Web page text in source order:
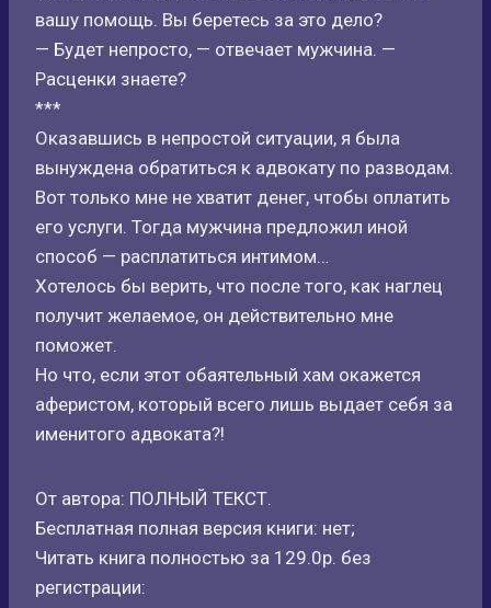
вашу помощь. Вы беретесь за это дело?
— Будет непросто, — отвечает мужчина. —
Расценки знаете?
***
Оказавшись в непростой ситуации, я была
вынуждена обратиться к адвокату по разводам.
Вот только мне не хватит денег, чтобы оплатить
его услуги. Тогда мужчина предложил иной
способ — расплатиться интимом…
Хотелось бы верить, что после того, как наглец
получит желаемое, он действительно мне
поможет.
Но что, если этот обаятельный хам окажется
аферистом, который всего лишь выдает себя за
именитого адвоката?!
От автора: ПОЛНЫЙ ТЕКСТ.
Бесплатная полная версия книги: нет;
Читать книга полностью за 129.0р. без
регистрации: